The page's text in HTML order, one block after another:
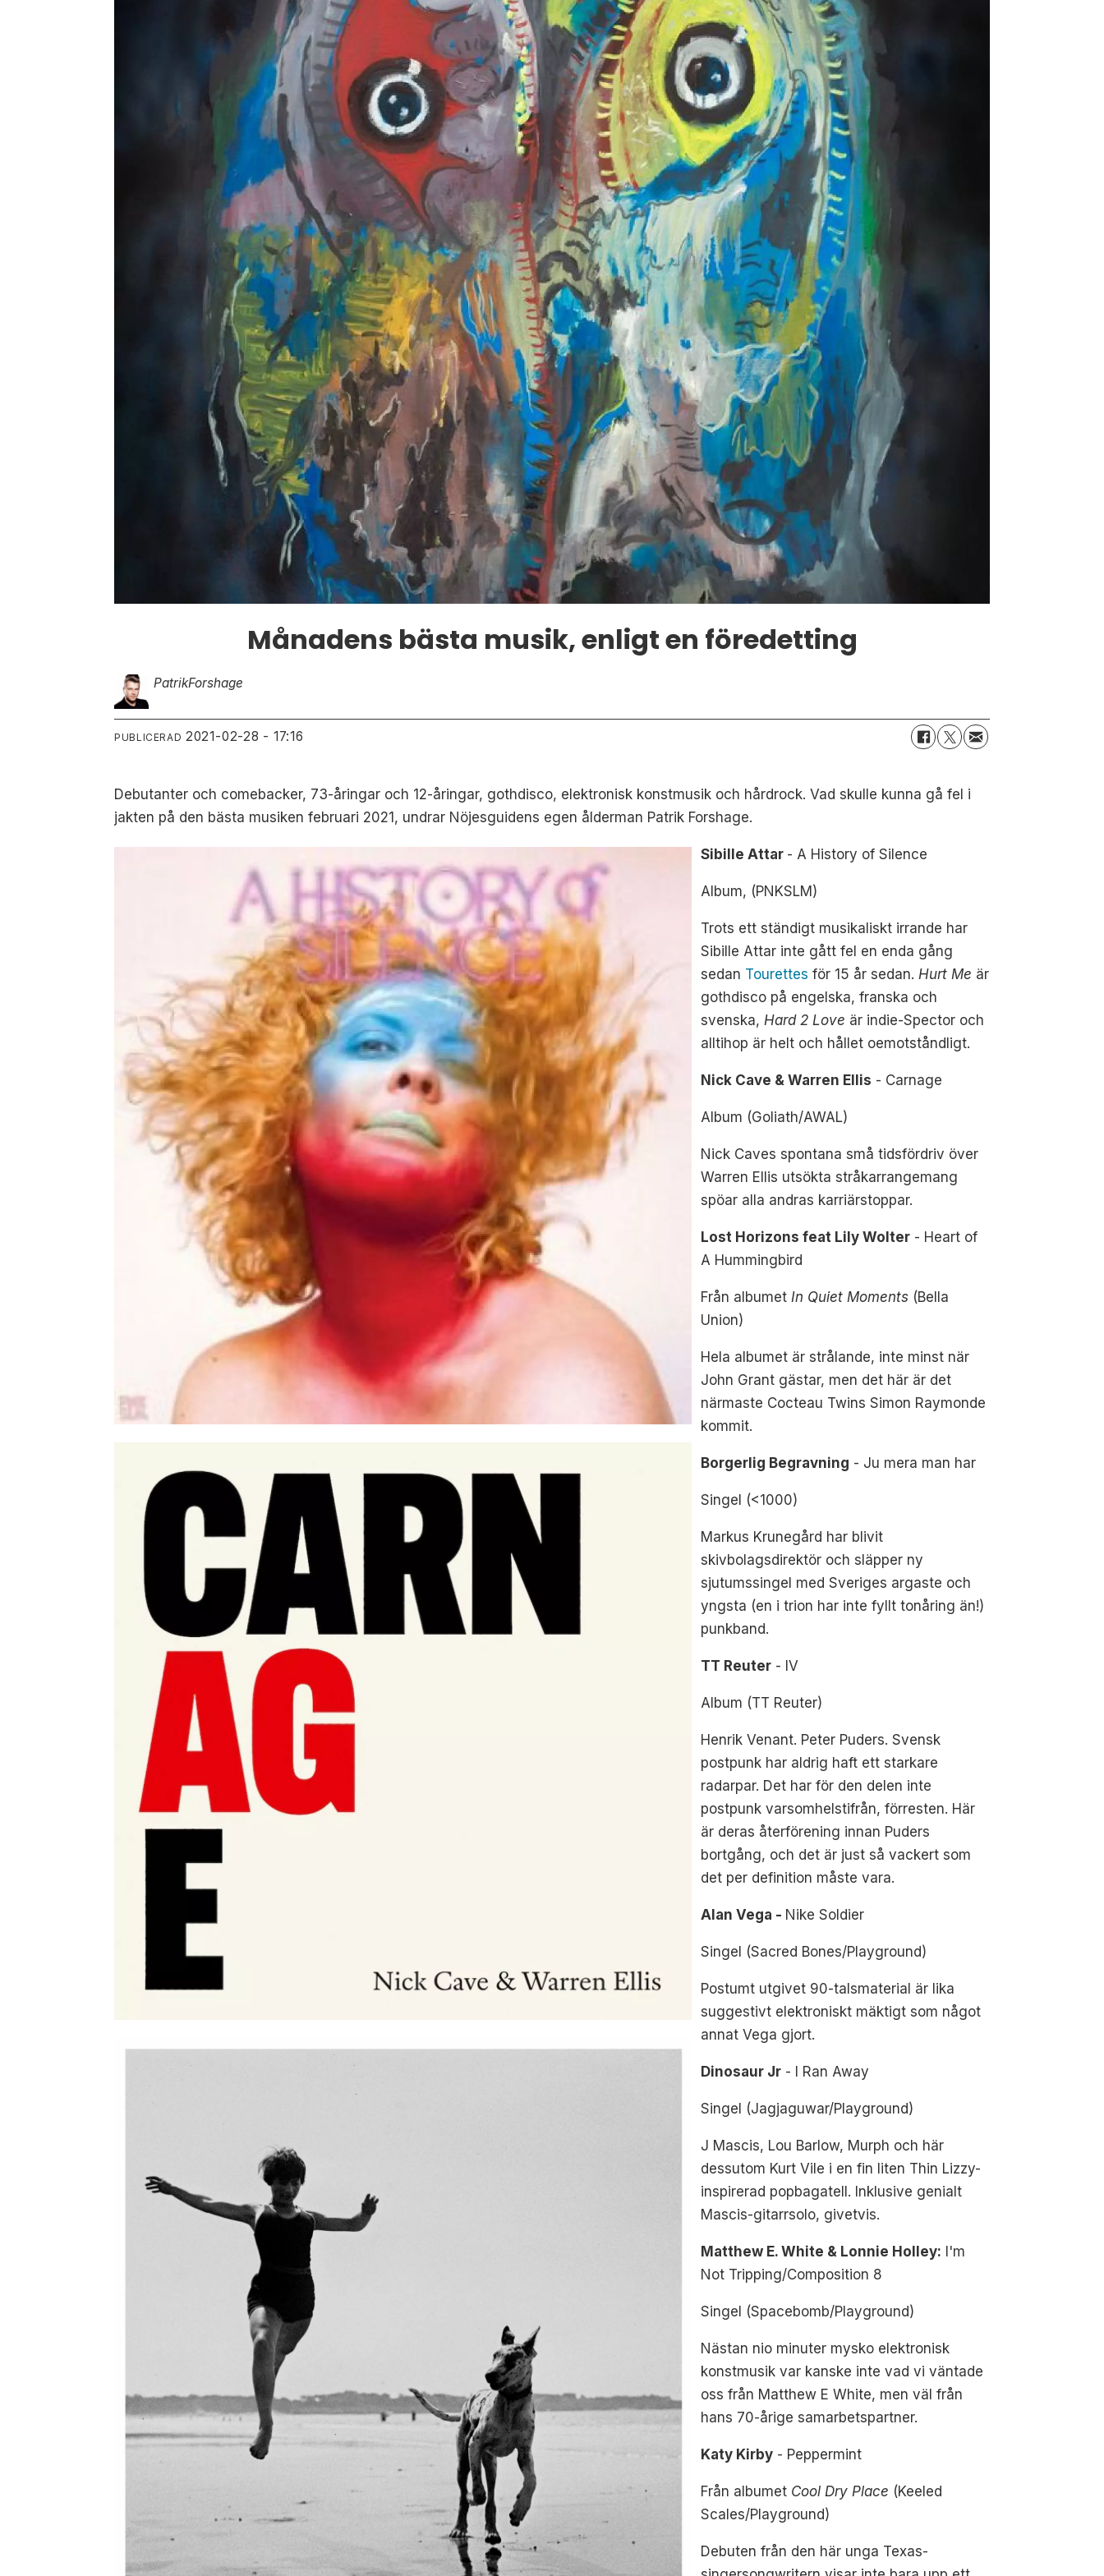
Månadens bästa musik, enligt en föredetting
PatrikForshage
PUBLICERAD 2021-02-28 - 17:16
Debutanter och comebacker, 73-åringar och 12-åringar, gothdisco, elektronisk konstmusik och hårdrock. Vad skulle kunna gå fel i
jakten på den bästa musiken februari 2021, undrar Nöjesguidens egen ålderman Patrik Forshage.
Sibille Attar - A History of Silence
Album, (PNKSLM)
Trots ett ständigt musikaliskt irrande har
Sibille Attar inte gått fel en enda gång
sedan Tourettes för 15 år sedan.Hurt Me är
gothdisco på engelska, franska och
svenska,Hard 2 Love är indie-Spector och
alltihop är helt och hållet oemotståndligt.
Nick Cave & Warren Ellis - Carnage
Album (Goliath/AWAL)
Nick Caves spontana små tidsfördriv över
Warren Ellis utsökta stråkarrangemang
spöar alla andras karriärstoppar.
Lost Horizons feat Lily Wolter - Heart of
A Hummingbird
Från albumetIn Quiet Moments (Bella
Union)
Hela albumet är strålande, inte minst när
John Grant gästar, men det här är det
närmaste Cocteau Twins Simon Raymonde
kommit.
Borgerlig Begravning - Ju mera man har
Singel (<1000)
Markus Krunegård har blivit
skivbolagsdirektör och släpper ny
sjutumssingel med Sveriges argaste och
yngsta (en i trion har inte fyllt tonåring än!)
punkband.
TT Reuter - IV
Album (TT Reuter)
Henrik Venant. Peter Puders. Svensk
postpunk har aldrig haft ett starkare
radarpar. Det har för den delen inte
postpunk varsomhelstifrån, förresten. Här
är deras återförening innan Puders
bortgång, och det är just så vackert som
det per definition måste vara.
Alan Vega - Nike Soldier
Singel (Sacred Bones/Playground)
Postumt utgivet 90-talsmaterial är lika
suggestivt elektroniskt mäktigt som något
annat Vega gjort.
Dinosaur Jr - I Ran Away
Singel (Jagjaguwar/Playground)
J Mascis, Lou Barlow, Murph och här
dessutom Kurt Vile i en fin liten Thin Lizzy-
inspirerad popbagatell. Inklusive genialt
Mascis-gitarrsolo, givetvis.
Matthew E. White & Lonnie Holley: I'm
Not Tripping/Composition 8
Singel (Spacebomb/Playground)
Nästan nio minuter mysko elektronisk
konstmusik var kanske inte vad vi väntade
oss från Matthew E White, men väl från
hans 70-årige samarbetspartner.
Katy Kirby - Peppermint
Från albumet Cool Dry Place (Keeled
Scales/Playground)
Debuten från den här unga Texas-